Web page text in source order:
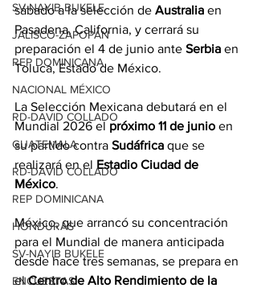
SV-NAYIB BUKELE
JALISCO-ZAPOPAN
REP DOMINICANA
NACIONAL MÉXICO
RD-DAVID COLLADO
GUATEMALA
RD-DAVID COLLADO
REP DOMINICANA
HONDURAS
SV-NAYIB BUKELE
ENCUESTAS
sábado a la selección de Australia en
Pasadena, California, y cerrará su
preparación el 4 de junio ante Serbia en
Toluca, Estado de México.
La Selección Mexicana debutará en el
Mundial 2026 el próximo 11 de junio en
su partido contra Sudáfrica que se
realizará en el Estadio Ciudad de
México.
México, que arrancó su concentración
para el Mundial de manera anticipada
desde hace tres semanas, se prepara en
el Centro de Alto Rendimiento de la